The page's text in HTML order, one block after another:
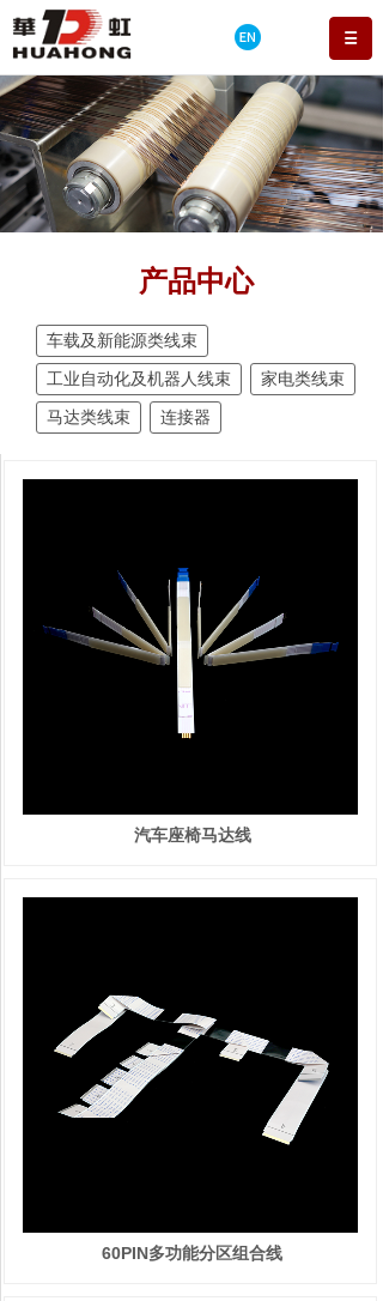
产品中心
车载及新能源类线束
工业自动化及机器人线束
家电类线束
马达类线束
连接器
汽车座椅马达线
60PIN多功能分区组合线